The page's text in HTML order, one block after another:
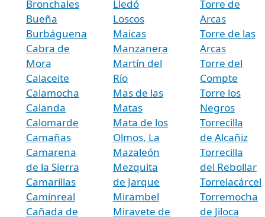
Bronchales
Bueña
Burbáguena
Cabra de
Mora
Calaceite
Calamocha
Calanda
Calomarde
Camañas
Camarena
de la Sierra
Camarillas
Caminreal
Cañada de
Lledó
Loscos
Maicas
Manzanera
Martín del
Río
Mas de las
Matas
Mata de los
Olmos, La
Mazaleón
Mezquita
de Jarque
Mirambel
Miravete de
Torre de
Arcas
Torre de las
Arcas
Torre del
Compte
Torre los
Negros
Torrecilla
de Alcañiz
Torrecilla
del Rebollar
Torrelacárcel
Torremocha
de Jiloca